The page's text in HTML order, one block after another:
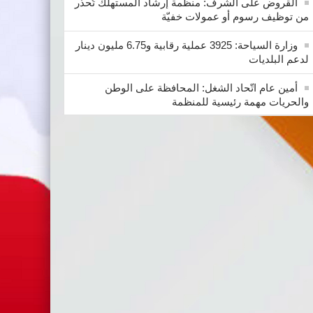
من توظيف رسوم أو عمولات خفيّة
وزارة السياحة: 3925 عملية رقابية و6.75 مليون دينار
لدعم البلديات
أمين عام اتّحاد الشغل: المحافظة على الوطن
والحريات مهمة رئيسية للمنظمة